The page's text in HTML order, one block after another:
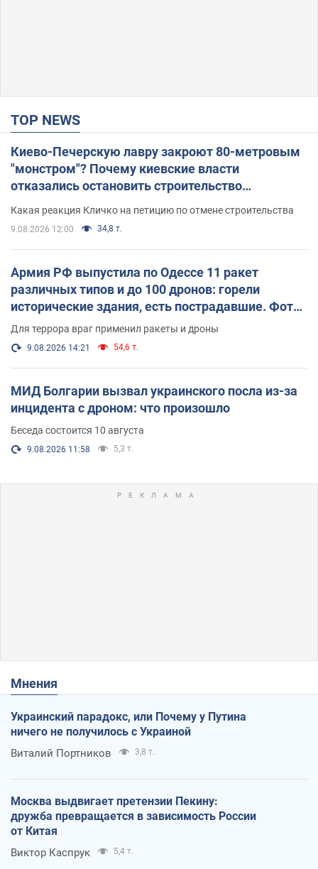
TOP NEWS
Киево-Печерскую лавру закроют 80-метровым
"монстром"? Почему киевские власти
отказались остановить строительство
Какая реакция Кличко на петицию по отмене строительства
9.08.2026 12:00 34,8 т.
Армия РФ выпустила по Одессе 11 ракет
различных типов и до 100 дронов: горели
исторические здания, есть пострадавшие. Фото
и видео
Для террора враг применил ракеты и дроны
9.08.2026 14:21 54,6 т.
МИД Болгарии вызвал украинского посла из-за
инцидента с дроном: что произошло
Беседа состоится 10 августа
9.08.2026 11:58 5,3 т.
Мнения
Украинский парадокс, или Почему у Путина
ничего не получилось с Украиной
Виталий Портников 3,8 т.
Москва выдвигает претензии Пекину:
дружба превращается в зависимость России
от Китая
Виктор Каспрук 5,4 т.